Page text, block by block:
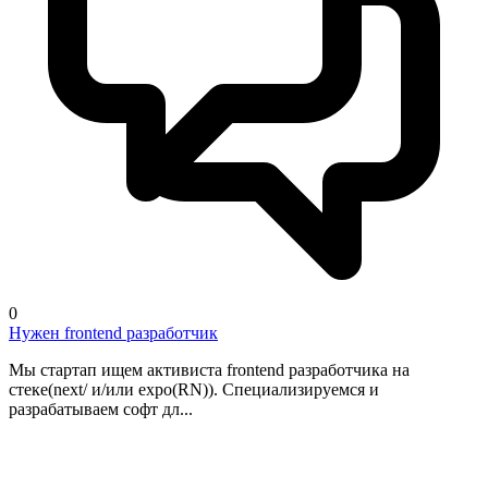
0
Нужен frontend разработчик
Мы стартап ищем активиста frontend разработчика на
стеке(next/ и/или expo(RN)). Специализируемся и
разрабатываем софт дл...